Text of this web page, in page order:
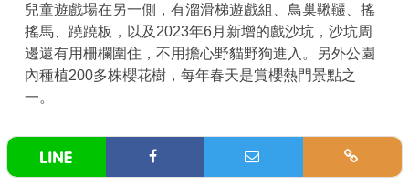
兒童遊戲場在另一側，有溜滑梯遊戲組、鳥巢鞦韆、搖
搖馬、蹺蹺板，以及2023年6月新增的戲沙坑，沙坑周
邊還有用柵欄圍住，不用擔心野貓野狗進入。另外公園
內種植200多株櫻花樹，每年春天是賞櫻熱門景點之
一。